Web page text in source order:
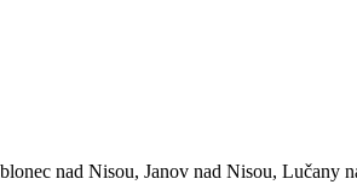
nad Nisou, Janov nad Nisou, Lučany